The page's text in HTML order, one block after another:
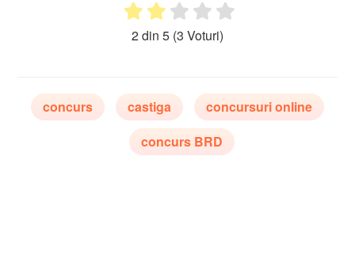
2 din 5(3 Voturi)
concurs castiga
concursuri online
concurs BRD